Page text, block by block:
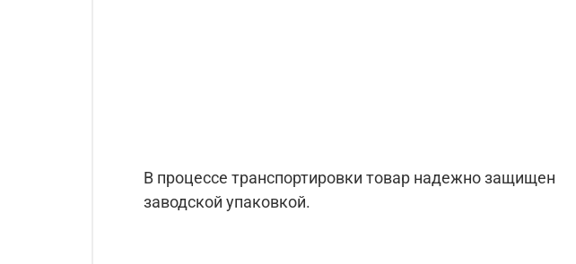
В процессе транспортировки товар надежно защищен
заводской упаковкой.